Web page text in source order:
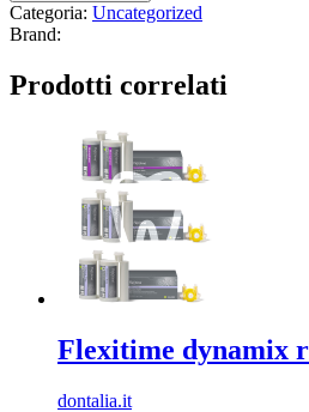
Categoria: Uncategorized
Brand:
Prodotti correlati
Flexitime dynamix
dontalia.it